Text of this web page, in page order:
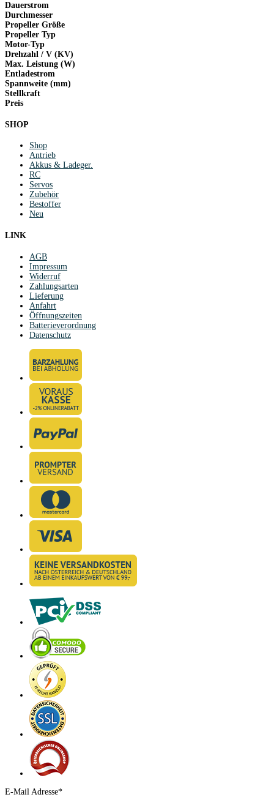
Dauerstrom
Durchmesser
Propeller Größe
Propeller Typ
Motor-Typ
Drehzahl / V (KV)
Max. Leistung (W)
Entladestrom
Spannweite (mm)
Stellkraft
Preis
SHOP
Shop
Antrieb
Akkus & Ladeger.
RC
Servos
Zubehör
Bestoffer
Neu
LINK
AGB
Impressum
Widerruf
Zahlungsarten
Lieferung
Anfahrt
Öffnungszeiten
Batterieverordnung
Datenschutz
E-Mail Adresse*